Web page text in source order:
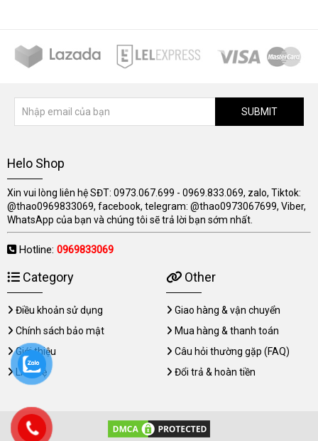
SUBMIT
Helo Shop
Xin vui lòng liên hệ SĐT: 0973.067.699 - 0969.833.069, zalo, Tiktok:
@thao0969833069, facebook, telegram: @thao0973067699, Viber,
WhatsApp của bạn và chúng tôi sẽ trả lời bạn sớm nhất.
Hotline: 0969833069
Category
Điều khoản sử dụng
Chính sách bảo mật
Giới thiệu
Liên hệ
Other
Giao hàng & vận chuyển
Mua hàng & thanh toán
Câu hỏi thường gặp (FAQ)
Đổi trả & hoàn tiền